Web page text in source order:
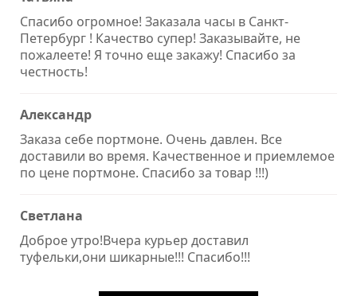
Спасибо огромное! Заказала часы в Санкт-
Петербург ! Качество супер! Заказывайте, не
пожалеете! Я точно еще закажу! Спасибо за
честность!
Александр
Заказа себе портмоне. Очень давлен. Все
доставили во время. Качественное и приемлемое
по цене портмоне. Спасибо за товар !!!)
Светлана
Доброе утро!Вчера курьер доставил
туфельки,они шикарные!!! Спасибо!!!